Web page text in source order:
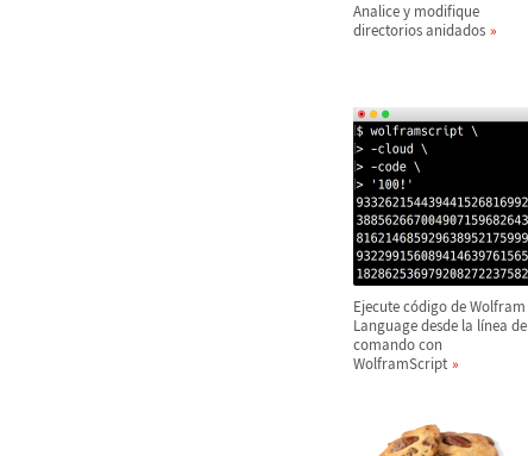
Analice y modifique
directorios anidados
Ejecute código de Wolfram
Language desde la línea de
comando con
WolframScript